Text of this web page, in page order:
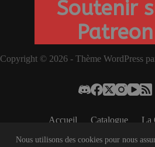
Nous utilisons des cookies pour nous
Soutenir
Patreon
Copyright © 2026 - Thème WordPress
Accueil Catalogue La
©AYLION EST UNE